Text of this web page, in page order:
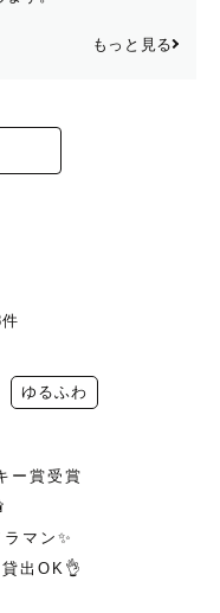
もっと見る
ゆるふわ
ー賞受賞
マン✨
出OK👌